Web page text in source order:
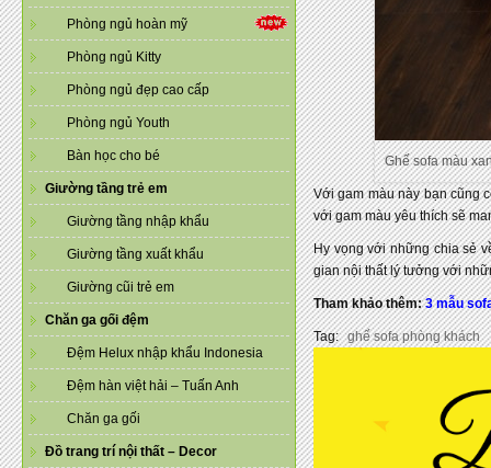
Phòng ngủ hoàn mỹ
Phòng ngủ Kitty
Phòng ngủ đẹp cao cấp
Phòng ngủ Youth
Bàn học cho bé
Giường tầng trẻ em
Giường tầng nhập khẩu
Giường tầng xuất khẩu
Giường cũi trẻ em
Chăn ga gối đệm
Đệm Helux nhập khẩu Indonesia
Đệm hàn việt hải – Tuấn Anh
Chăn ga gối
Đồ trang trí nội thất – Decor
Ghế sofa màu
Với gam màu này bạn cũng
với gam màu yêu thích sẽ
Hy vọng với những chia sẻ
gian nội thất lý tưởng với
Tham khảo thêm:3 mẫu
Tag: ghế sofa phòng khách